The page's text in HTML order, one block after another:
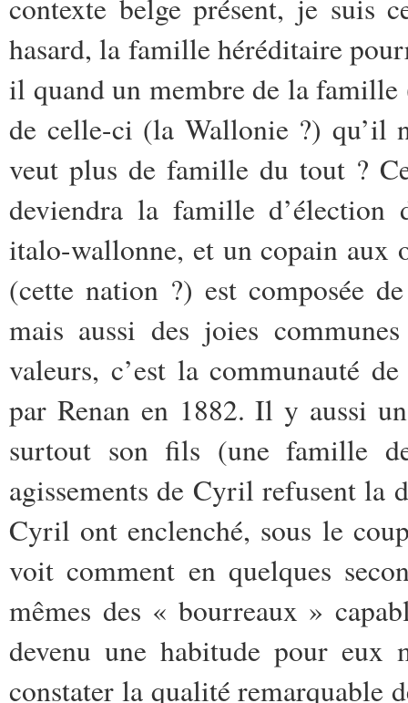
contexte belge présent, je suis
hasard, la famille héréditaire
il quand un membre de la
de celle-ci (la Wallonie ?) qu’il
veut plus de famille du tout ?
deviendra la famille d’élection
italo-wallonne, et un copain aux
(cette nation ?) est composée
mais aussi des joies
valeurs, c’est la communauté
par Renan en 1882. Il y aussi
surtout son fils (une famille
agissements de Cyril refusent la
Cyril ont enclenché, sous le
voit comment en quelques
mêmes des « bourreaux »
devenu une habitude pour
constater la qualité remarquable